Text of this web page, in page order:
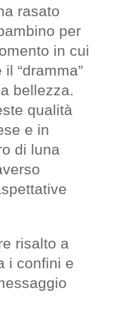
rasato
per
in cui
“dramma”
bellezza.
qualità
e in
di luna
risalto a
i confini e